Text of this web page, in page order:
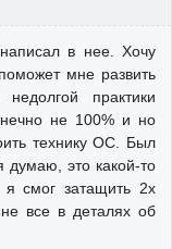
в нее. Хочу
мне развить
практики
не 100% и но
технику ОС. Был
думаю, это какой-то
я смог затащить 2х
все в деталях об